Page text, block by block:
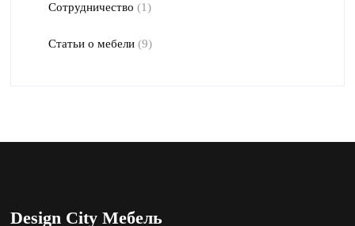
Сотрудничество (1)
Статьи о мебели(9)
Design City Мебель